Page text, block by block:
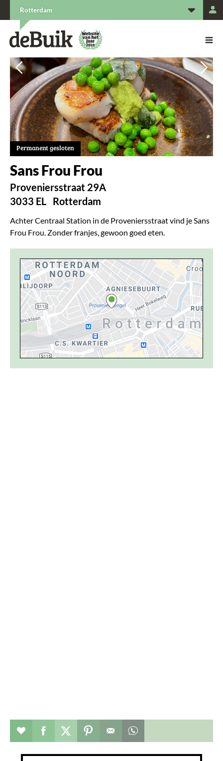
Vorige
Vorige
Permanent gesloten
Sans Frou Frou
Proveniersstraat 29A
3033 EL Rotterdam
Achter Centraal Station in de Proveniersstraat vind je Sans
Frou Frou. Zonder franjes, gewoon goed eten.
Restaurant toevoegen aan favorieten
Deel dit op facebook
Deel dit op twitter
Deel dit op pinterest
Rotterdam
De Buik van {city: city}
De Buik